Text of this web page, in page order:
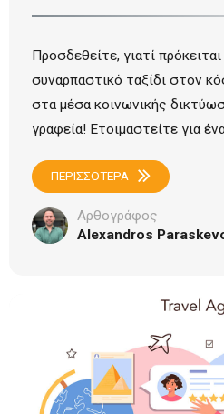
Προσδεθείτε, γιατί
συναρπαστικό ταξίδι στον
στα μέσα κοινωνικής
γραφεία! Ετοιμαστείτε για
ΠΕΡΙΣΣΟΤΕΡΑ
Αρθογράφος
Alexandros